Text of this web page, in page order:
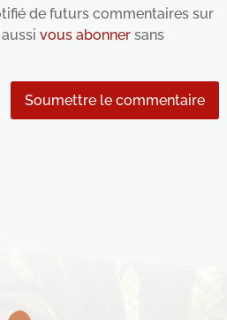
de futurs commentaires sur
vous abonnersans
Soumettre le commentaire